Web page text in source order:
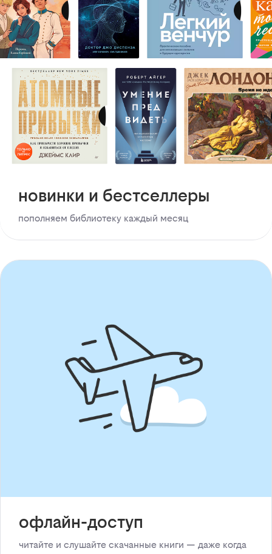
новинки и бестселлеры
пополняем библиотеку каждый месяц
офлайн-доступ
читайте и слушайте скачанные книги — даже когда